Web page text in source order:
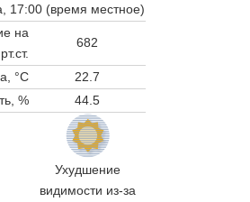
17:00 (время местное)
на
682
°C
22.7
%
44.5
Ухудшение
видимости из-за